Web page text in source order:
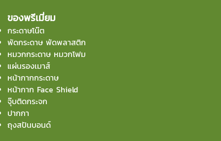
ของพรีเมี่ยม
กระดาษโน๊ต
พัดกระดาษ พัดพลาสติก
หมวกกระดาษ หมวกโฟม
แผ่นรองเมาส์
หน้ากากกระดาษ
หน้ากาก Face Shield
จุ๊บติดกระจก
ปากกา
ถุงสปันบอนด์